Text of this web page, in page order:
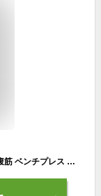
Solpex トレーニングベンチ インクラインベンチ 腹筋 ベンチプレス 筋トレ ベンチ 折り畳み ダンベルベンチ 可変式角度調節簡単 ベンチ台 デクラインベンチ フラットベンチ 腹筋 背筋 シットアップベンチ 収納便利 静荷重350KG（バックエクステンションのモデル）